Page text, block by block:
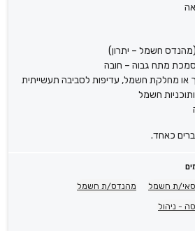
חשמל – יתרון)
מתח גבוה – חובה
או מחלקת חשמל, עדיפות לסביבה תעשייתית
חשמל
כאחד.
ת חשמל מהנדס/ת חשמל
- ניהול